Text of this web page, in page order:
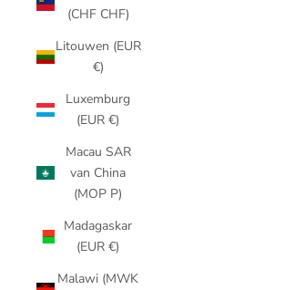
(CHF CHF)
Litouwen (EUR
€)
Luxemburg
(EUR €)
Macau SAR
van China
(MOP P)
Madagaskar
(EUR €)
Malawi (MWK